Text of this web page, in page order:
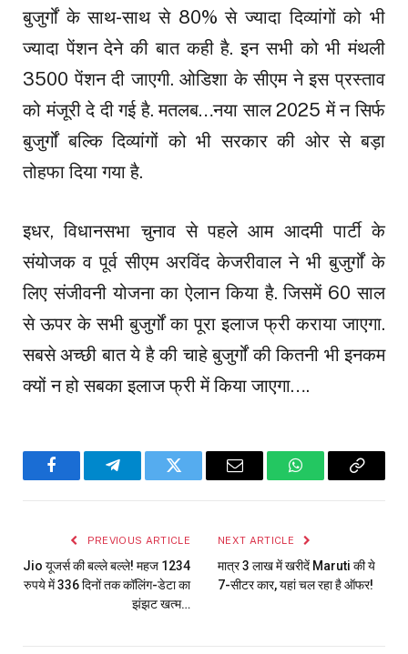
बुजुर्गों के साथ-साथ से 80% से ज्यादा दिव्यांगों को भी
ज्यादा पेंशन देने की बात कही है. इन सभी को भी मंथली
3500 पेंशन दी जाएगी. ओडिशा के सीएम ने इस प्रस्ताव
को मंजूरी दे दी गई है. मतलब…नया साल 2025 में न सिर्फ
बुजुर्गों बल्कि दिव्यांगों को भी सरकार की ओर से बड़ा
तोहफा दिया गया है.
इधर, विधानसभा चुनाव से पहले आम आदमी पार्टी के
संयोजक व पूर्व सीएम अरविंद केजरीवाल ने भी बुजुर्गों के
लिए संजीवनी योजना का ऐलान किया है. जिसमें 60 साल
से ऊपर के सभी बुजुर्गों का पूरा इलाज फ्री कराया जाएगा.
सबसे अच्छी बात ये है की चाहे बुजुर्गों की कितनी भी इनकम
क्यों न हो सबका इलाज फ्री में किया जाएगा….
FacebookTelegramTwitter Email WhatsAppCopy
PREVIOUS ARTICLE
Jio यूजर्स की बल्ले बल्ले! महज 1234
रुपये में 336 दिनों तक कॉलिंग-डेटा का
झंझट खत्म…
NEXT ARTICLE
मात्र 3 लाख में खरीदें Maruti की ये
7-सीटर कार, यहां चल रहा है ऑफर!